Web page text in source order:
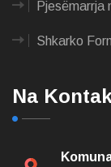
Pjesëmarrja
Shkarko
Na